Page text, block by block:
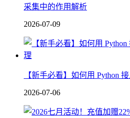
采集中的作用解析
2026-07-09
【新手必看】如何用 Python
2026-07-06